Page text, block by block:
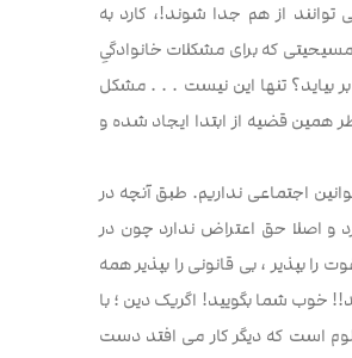
از هم جدا شوند!، کارد به
مسیحیتی که برای مشکلات خانوادگیِ
بیاید؟ تنها این نیست . . . مشکل
همین قضیه از ابتدا ایجاد شده و
اجتماعی نداریم. طبق آنچه در
و اصلا حق اعتراض ندارد چون در
بپذیر ، بی قانونی را بپذیر همه
خوب شما بگویید! اگریک دین ؛ با
است که دیگر کار می افتد دست